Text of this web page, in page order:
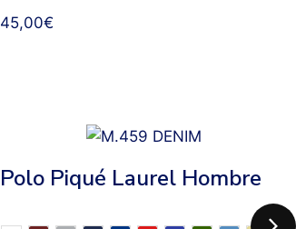
45,00€
Polo Piqué Laurel Hombre